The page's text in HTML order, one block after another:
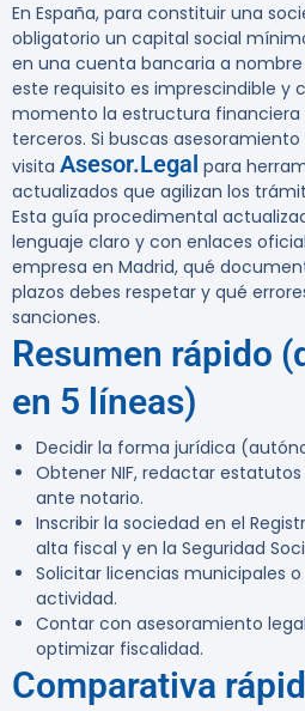
En España, para constituir una
obligatorio un capital social
en una cuenta bancaria a nombre
este requisito es imprescindible y
momento la estructura financiera
terceros. Si buscas
visita Asesor.Legal para
actualizados que agilizan los
Esta guía procedimental
lenguaje claro y con enlaces
empresa en Madrid, qué
plazos debes respetar y qué
sanciones.
Resumen rápido
en 5 líneas)
Decidir la forma jurídica
Obtener NIF, redactar
ante notario.
Inscribir la sociedad en el
alta fiscal y en la Seguridad
Solicitar licencias municipales
actividad.
Contar con asesoramiento
optimizar fiscalidad.
Comparativa